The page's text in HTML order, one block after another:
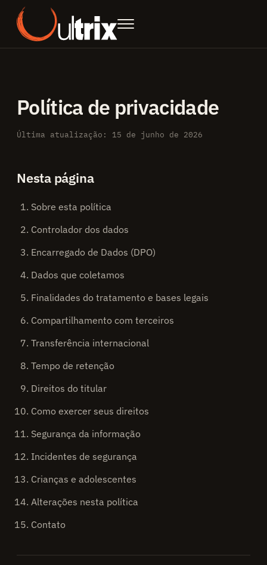
Política de privacidade
Última atualização: 15 de junho de 2026
Nesta página
Sobre esta política
Controlador dos dados
Encarregado de Dados (DPO)
Dados que coletamos
Finalidades do tratamento e bases legais
Compartilhamento com terceiros
Transferência internacional
Tempo de retenção
Direitos do titular
Como exercer seus direitos
Segurança da informação
Incidentes de segurança
Crianças e adolescentes
Alterações nesta política
Contato